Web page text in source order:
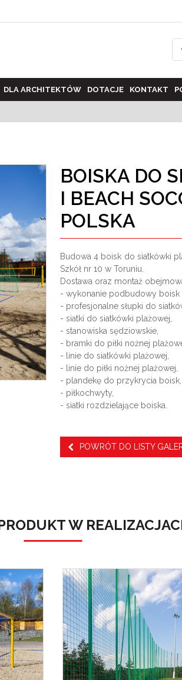
DLA ARCHITEKTÓW DOTACJE KONTAKT
BOISKA DO
I BEACH
POLSKA
Budowa 4 boisk do siatkówki
Szkół nr 10 w Toruniu.
Dostawa oraz montaż
- wykonanie podbudowy boisk
- profesjonalne słupki do
- siatki do siatkówki plażowej,
- stanowiska sędziowskie,
- bramki do piłki nożnej
- linie do siatkówki plażowej,
- linie do piłki nożnej plażowej,
- plandekę do przykrycia boisk,
- piłkochwyty,
- siatki rozdzielające boiska.
POWRÓT DO LISTY
W